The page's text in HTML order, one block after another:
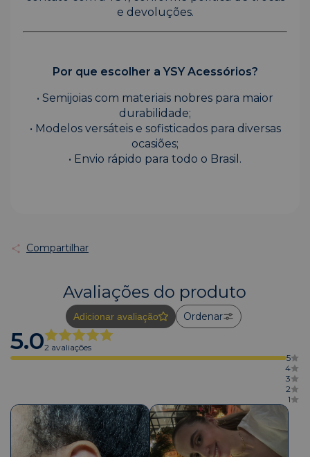
e devoluções.
Por que escolher a YSY Acessórios?
• Semijoias com materiais nobres para maior
durabilidade;
• Modelos versáteis e sofisticados para diversas
ocasiões;
• Envio rápido para todo o Brasil.
Compartilhar
Avaliações do produto
Adicionar avaliação Ordenar
5.02 avaliações
5
4
3
2
1